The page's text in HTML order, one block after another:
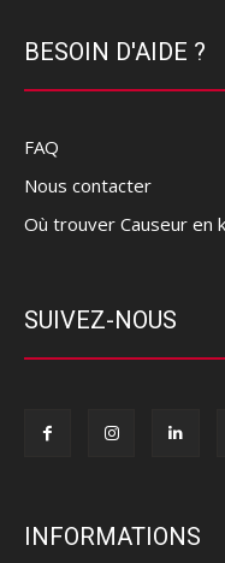
BESOIN D'AIDE ?
FAQ
Nous contacter
Où trouver Causeur en
SUIVEZ-NOUS
INFORMATIONS